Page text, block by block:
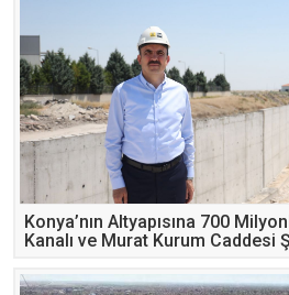
Konya’nın Altyapısına 700
Kanalı ve Murat Kurum Caddesi